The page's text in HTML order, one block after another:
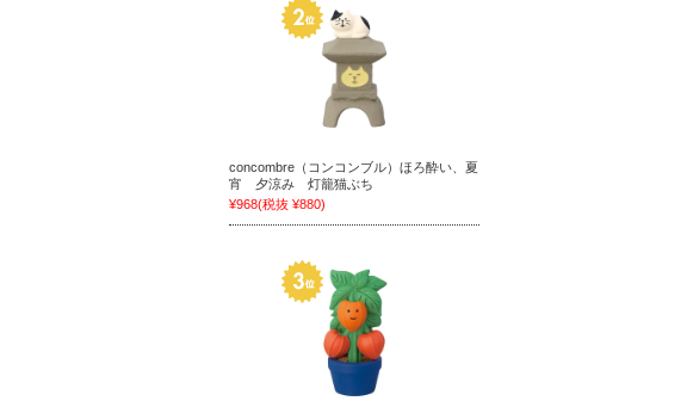
concombre（コンコンブル）ほろ酔い、夏
宵 夕涼み 灯籠猫ぶち
¥968(税抜 ¥880)